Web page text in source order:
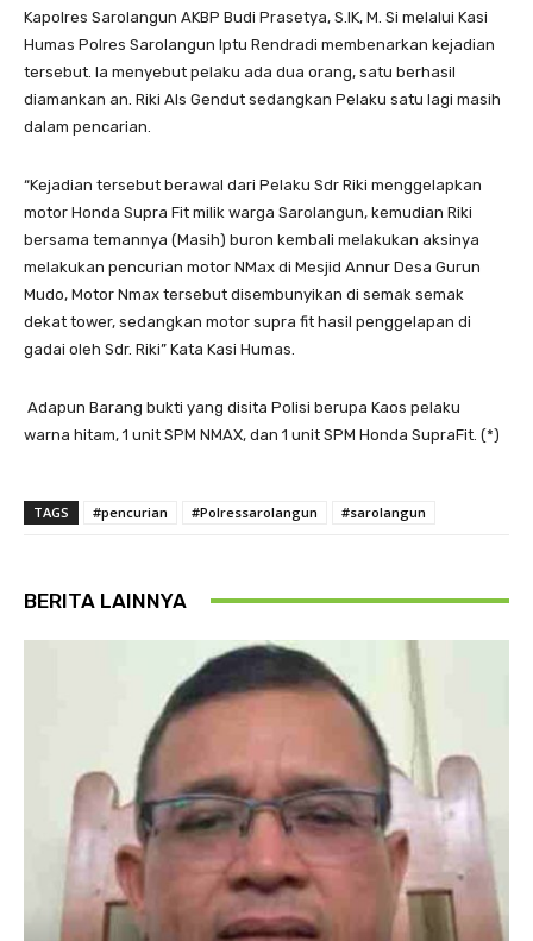
Kapolres Sarolangun AKBP Budi Prasetya, S.IK, M. Si melalui Kasi
Humas Polres Sarolangun Iptu Rendradi membenarkan kejadian
tersebut. Ia menyebut pelaku ada dua orang, satu berhasil
diamankan an. Riki Als Gendut sedangkan Pelaku satu lagi masih
dalam pencarian.
“Kejadian tersebut berawal dari Pelaku Sdr Riki menggelapkan
motor Honda Supra Fit milik warga Sarolangun, kemudian Riki
bersama temannya (Masih) buron kembali melakukan aksinya
melakukan pencurian motor NMax di Mesjid Annur Desa Gurun
Mudo, Motor Nmax tersebut disembunyikan di semak semak
dekat tower, sedangkan motor supra fit hasil penggelapan di
gadai oleh Sdr. Riki” Kata Kasi Humas.
Adapun Barang bukti yang disita Polisi berupa Kaos pelaku
warna hitam, 1 unit SPM NMAX, dan 1 unit SPM Honda SupraFit. (*)
TAGS #pencurian #Polressarolangun #sarolangun
BERITA LAINNYA